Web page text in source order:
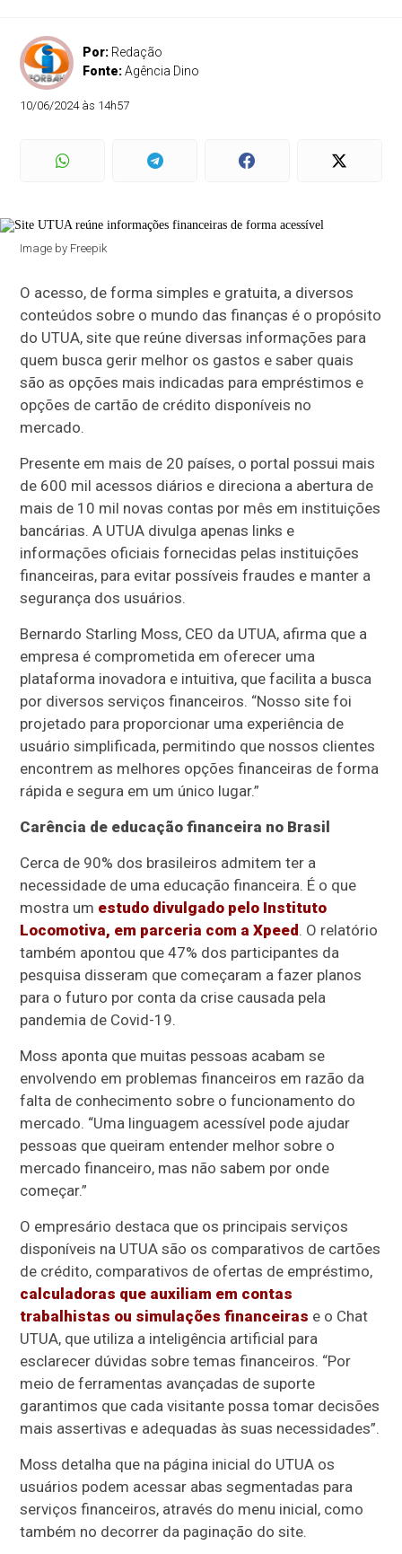
Por: Redação
Fonte:Agência Dino
10/06/2024 às 14h57
Image by Freepik
O acesso, de forma simples e gratuita, a diversos
conteúdos sobre o mundo das finanças é o propósito
do UTUA, site que reúne diversas informações para
quem busca gerir melhor os gastos e saber quais
são as opções mais indicadas para empréstimos e
opções de cartão de crédito disponíveis no
mercado.
Presente em mais de 20 países, o portal possui mais
de 600 mil acessos diários e direciona a abertura de
mais de 10 mil novas contas por mês em instituições
bancárias. A UTUA divulga apenas links e
informações oficiais fornecidas pelas instituições
financeiras, para evitar possíveis fraudes e manter a
segurança dos usuários.
Bernardo Starling Moss, CEO da UTUA, afirma que a
empresa é comprometida em oferecer uma
plataforma inovadora e intuitiva, que facilita a busca
por diversos serviços financeiros. “Nosso site foi
projetado para proporcionar uma experiência de
usuário simplificada, permitindo que nossos clientes
encontrem as melhores opções financeiras de forma
rápida e segura em um único lugar.”
Carência de educação financeira no Brasil
Cerca de 90% dos brasileiros admitem ter a
necessidade de uma educação financeira. É o que
mostra um estudo divulgado pelo Instituto
Locomotiva, em parceria com a Xpeed . O relatório
também apontou que 47% dos participantes da
pesquisa disseram que começaram a fazer planos
para o futuro por conta da crise causada pela
pandemia de Covid-19.
Moss aponta que muitas pessoas acabam se
envolvendo em problemas financeiros em razão da
falta de conhecimento sobre o funcionamento do
mercado. “Uma linguagem acessível pode ajudar
pessoas que queiram entender melhor sobre o
mercado financeiro, mas não sabem por onde
começar.”
O empresário destaca que os principais serviços
disponíveis na UTUA são os comparativos de cartões
de crédito, comparativos de ofertas de empréstimo,
calculadoras que auxiliam em contas
trabalhistas ou simulações financeiras e o Chat
UTUA, que utiliza a inteligência artificial para
esclarecer dúvidas sobre temas financeiros. “Por
meio de ferramentas avançadas de suporte
garantimos que cada visitante possa tomar decisões
mais assertivas e adequadas às suas necessidades”.
Moss detalha que na página inicial do UTUA os
usuários podem acessar abas segmentadas para
serviços financeiros, através do menu inicial, como
também no decorrer da paginação do site.